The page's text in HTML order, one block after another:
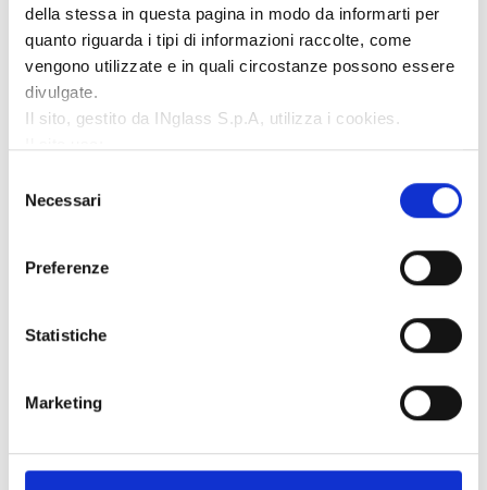
della stessa in questa pagina in modo da informarti per
quanto riguarda i tipi di informazioni raccolte, come
vengono utilizzate e in quali circostanze possono essere
divulgate.
Il sito, gestito da INglass S.p.A, utilizza i cookies.
sito web abilitandone funzionalità di base quali la
memorizzano le informazioni
che l’utente ha già inserito (come ad esempio lo user ID,
Cookie di performance:
raccolgono informazioni
sulle modalità di utilizzo del sito web come ad esempio, il
pagine visitate. I dati sono utilizzati al fine di migliorare
Cookie di marketing:consentono di abilitare servizi
delNecessari
Preferenze
Statistiche
Marketing